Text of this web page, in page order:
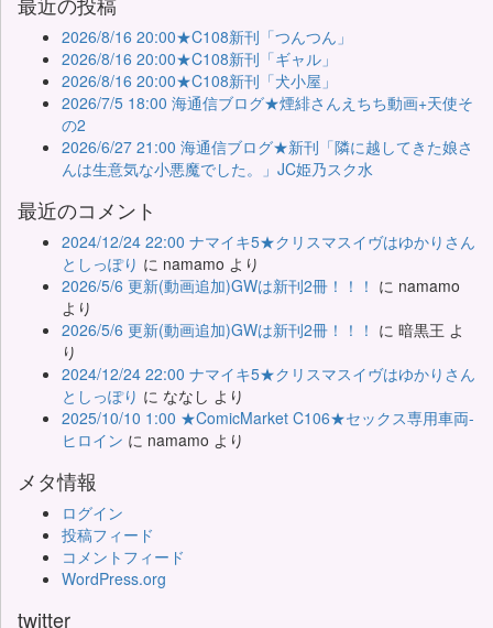
2026/8/16 20:00★C108新刊「つんつん」
2026/8/16 20:00★C108新刊「ギャル」
2026/8/16 20:00★C108新刊「犬小屋」
2026/7/5 18:00 海通信ブログ★煙緋さんえちち動画+天使そ
の2
2026/6/27 21:00 海通信ブログ★新刊「隣に越してきた娘さ
んは生意気な小悪魔でした。」JC姫乃スク水
最近のコメント
2024/12/24 22:00 ナマイキ5★クリスマスイヴはゆかりさん
としっぽり に namamo より
2026/5/6 更新(動画追加)GWは新刊2冊！！！ に namamo
より
2026/5/6 更新(動画追加)GWは新刊2冊！！！ に 暗黒王 よ
り
2024/12/24 22:00 ナマイキ5★クリスマスイヴはゆかりさん
としっぽり に ななし より
2025/10/10 1:00 ★ComicMarket C106★セックス専用車両-
ヒロイン に namamo より
メタ情報
ログイン
投稿フィード
コメントフィード
WordPress.org
twitter